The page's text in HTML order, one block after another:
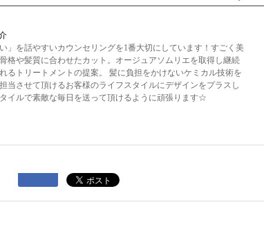
」を話やすいカウンセリングを1番大切にしています！すごく美
格や髪質に合わせたカット。オージュアソムリエを取得し継続
るトリートメントの提案。 髪に負担をかけないケミカル技術を
当させて頂けるお客様のライフスタイルにデザインをプラスし
イルで素敵な毎日を送って頂けるように頑張ります☆